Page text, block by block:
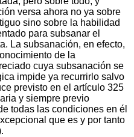
versa ahora no ya sobre
sino sobre la habilidad
para subsanar el
La subsanación, en efecto,
de la
cuya subsanación se
impide ya recurrirlo salvo
previsto en el artículo 325
y siempre previo
todas las condiciones en él
que es y por tanto